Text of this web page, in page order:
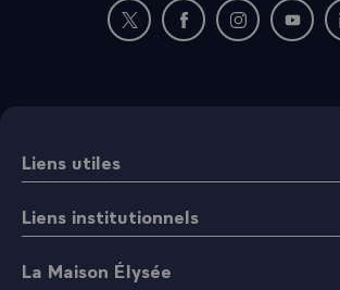
Nouvelle fenêtre : rejoignez-
Nouvelle fenêtre :
Nouvelle
Liens utiles
Liens institutionnels
La Maison Élysée